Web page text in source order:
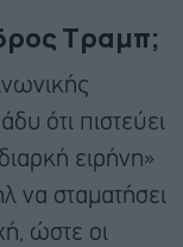
Τραμπ;
ότι πιστεύει
ειρήνη»
να σταματήσει
ώστε οι